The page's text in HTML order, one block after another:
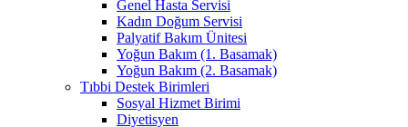
Genel Hasta Servisi
Kadın Doğum Servisi
Palyatif Bakım Ünitesi
Yoğun Bakım (1. Basamak)
Yoğun Bakım (2. Basamak)
Tıbbi Destek Birimleri
Sosyal Hizmet Birimi
Diyetisyen